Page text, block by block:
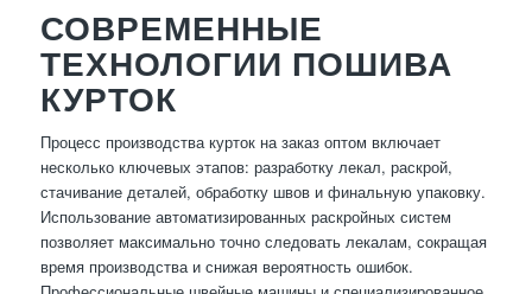
СОВРЕМЕННЫЕ
ТЕХНОЛОГИИ ПОШИВА
КУРТОК
Процесс производства курток на заказ оптом включает
несколько ключевых этапов: разработку лекал, раскрой,
стачивание деталей, обработку швов и финальную упаковку.
Использование автоматизированных раскройных систем
позволяет максимально точно следовать лекалам, сокращая
время производства и снижая вероятность ошибок.